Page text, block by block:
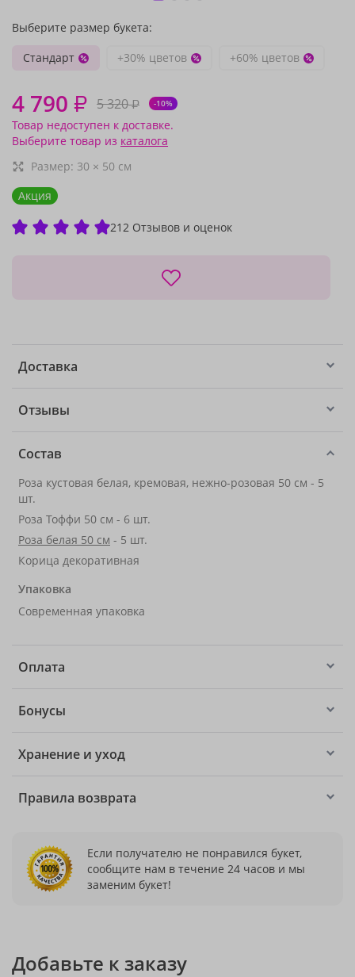
Выберите размер букета:
Стандарт
+30% цветов +60% цветов
4 790 ₽ 5 320₽ -10%
Товар недоступен к доставке.
Выберите товар из каталога
Размер: 30 × 50 см
Акция
212 Отзывов и оценок
Доставка
Отзывы
Состав
Роза кустовая белая, кремовая, нежно-розовая 50 см - 5
шт.
Роза Тоффи 50 см - 6 шт.
Роза белая 50 см - 5 шт.
Корица декоративная
Упаковка
Современная упаковка
Оплата
Бонусы
Хранение и уход
Правила возврата
Если получателю не понравился букет,
сообщите нам в течение 24 часов и мы
заменим букет!
Добавьте к заказу